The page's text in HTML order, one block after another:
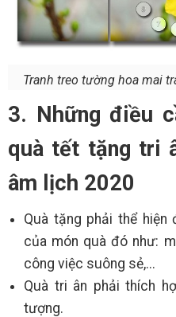
Tranh treo tường hoa mai
3. Những điều
quà tết tặng tri
âm lịch 2020
Quà tặng phải thể
của món quà đó như:
công việc suông sẻ,...
Quà tri ân phải thích
tượng.